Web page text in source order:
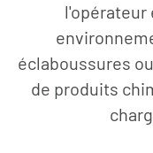
l'opérateur
éclaboussures
de produits